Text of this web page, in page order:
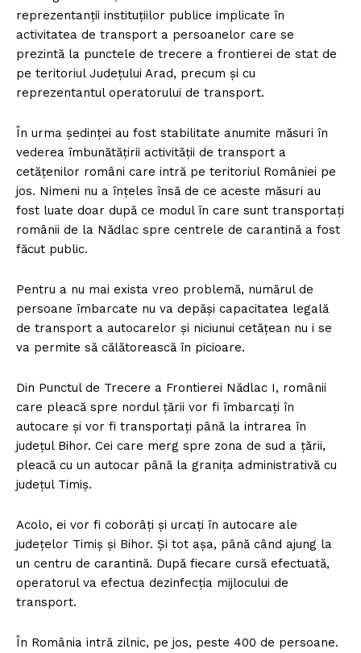
FREEDOM HOUSE ROMÂNIA
PRESShub
Despre noi / Echipa
Proiecte editoriale
Rețea
Contact
reprezentanții instituțiilor publice implicate în
activitatea de transport a persoanelor care se
prezintă la punctele de trecere a frontierei de stat de
pe teritoriul Județului Arad, precum și cu
reprezentantul operatorului de transport.
În urma ședinței au fost stabilitate anumite măsuri în
vederea îmbunătățirii activității de transport a
cetățenilor români care intră pe teritoriul României pe
jos. Nimeni nu a înțeles însă de ce aceste măsuri au
fost luate doar după ce modul în care sunt transportați
românii de la Nădlac spre centrele de carantină a fost
făcut public.
Pentru a nu mai exista vreo problemă, numărul de
persoane îmbarcate nu va depăși capacitatea legală
de transport a autocarelor și niciunui cetățean nu i se
va permite să călătorească în picioare.
Din Punctul de Trecere a Frontierei Nădlac I, românii
care pleacă spre nordul țării vor fi îmbarcați în
autocare și vor fi transportați până la intrarea în
județul Bihor. Cei care merg spre zona de sud a țării,
pleacă cu un autocar până la granița administrativă cu
județul Timiș.
Acolo, ei vor fi coborâți și urcați în autocare ale
județelor Timiș și Bihor. Și tot așa, până când ajung la
un centru de carantină. După fiecare cursă efectuată,
operatorul va efectua dezinfecția mijlocului de
transport.
În România intră zilnic, pe jos, peste 400 de persoane.